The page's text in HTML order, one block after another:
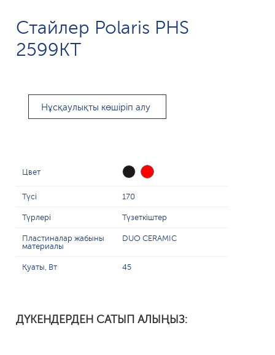
Стайлер Polaris PHS
2599KT
Нұсқаулықты көшіріп алу
Цвет
Түсі 170
Түрлері Түзеткіштер
Пластиналар жабыны
материалы
DUO CERAMIC
Қуаты, Вт 45
ДҮКЕНДЕРДЕН САТЫП АЛЫҢЫЗ: